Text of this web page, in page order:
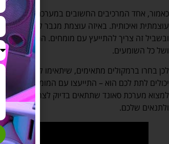
כאמור, אחד המרכיבים החשובים במערכת סאונד
עוצמתית ואיכותית. באיזה עוצמת מגבר לבחור?
ובשביל זה צריך להתייעץ עם מומחים. הרמקולים
ושל כל השומעים.
לכן בחרו ברמקולים מתאימים, שיתאימו לדרישות
יכולים לתת לכם הוא – התייעצו עם המומחים,
למצוא מערכת סאונד שתתאים בדיוק לצרכים שלכם
ולתנאים שלכם.